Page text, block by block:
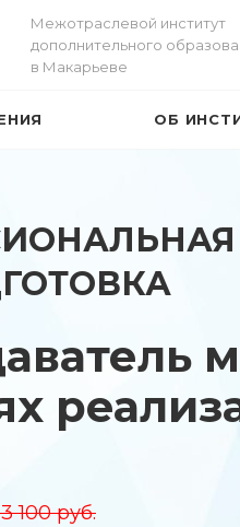
Межотраслевой институт
дополнительного
в Макарьеве
ОБ
100 руб.